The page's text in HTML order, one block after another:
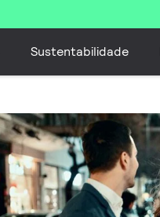
Sustentabilidade